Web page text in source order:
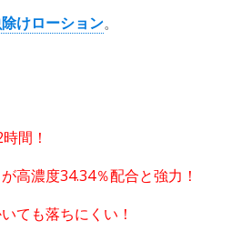
けローション。
間！
高濃度34.34％配合と強力！
ても落ちにくい！